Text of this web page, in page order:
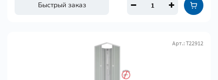
Быстрый заказ
Арт.: Т22912